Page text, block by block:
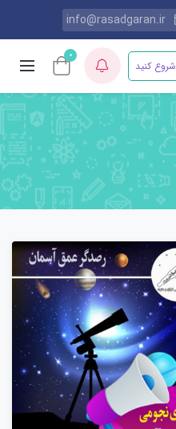
info@rasadgaran.ir
شروع کنید
0